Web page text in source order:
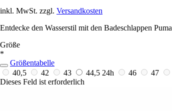
inkl. MwSt. zzgl. Versandkosten
Entdecke den Wasserstil mit den Badeschlappen
Größe
*
Größentabelle
40,5
42 43 44,5 24h 46 47
Dieses Feld ist erforderlich